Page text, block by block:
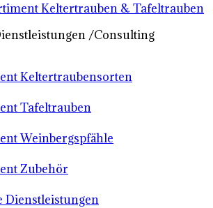
Keltertrauben & Tafeltrauben
/Consulting
Keltertraubensorten
Tafeltrauben
Weinbergspfähle
Zubehör
Dienstleistungen